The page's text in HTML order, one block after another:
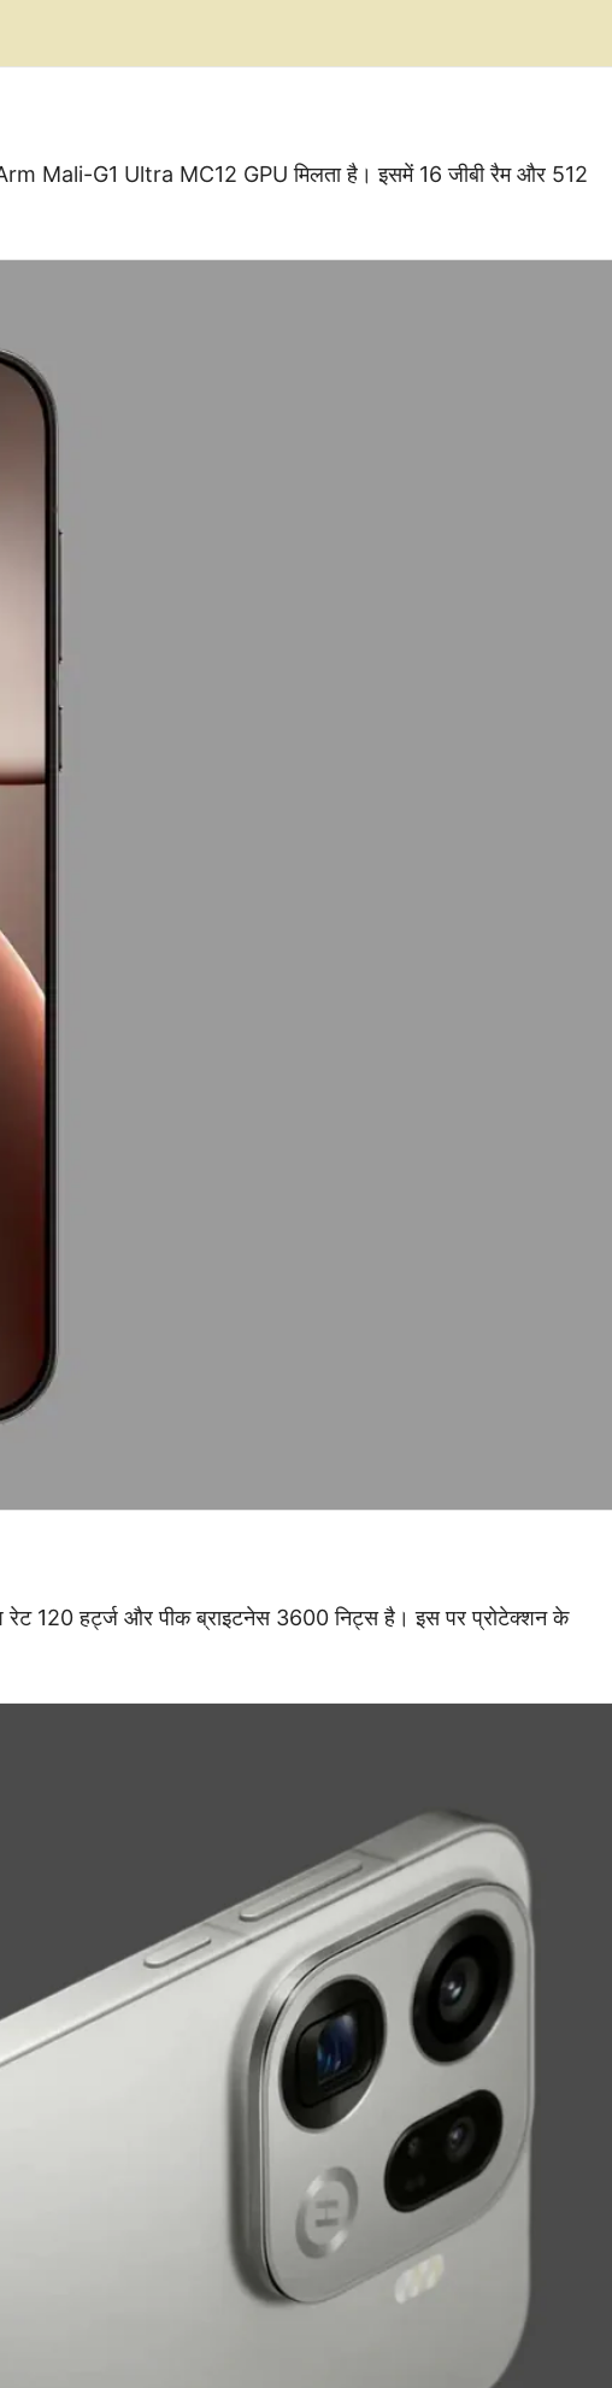
Mali-G1 Ultra MC12 GPU मिलता है। इसमें 16 जीबी रैम और 512
120 हर्ट्ज और पीक ब्राइटनेस 3600 निट्स है। इस पर प्रोटेक्शन के